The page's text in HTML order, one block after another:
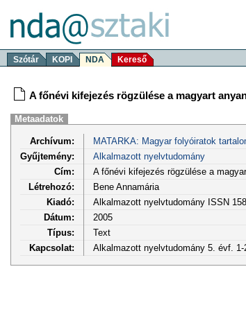
Szótár KOPI NDA Kereső
A főnévi kifejezés rögzülése a magyart
Metaadatok
Archívum:
MATARKA: Magyar folyóiratok
Gyűjtemény:
Alkalmazott nyelvtudomány
Cím:
A főnévi kifejezés rögzülése a
Létrehozó:
Bene Annamária
Kiadó:
Alkalmazott nyelvtudomány ISSN
Dátum:
2005
Típus:
Text
Kapcsolat:
Alkalmazott nyelvtudomány 5. évf.